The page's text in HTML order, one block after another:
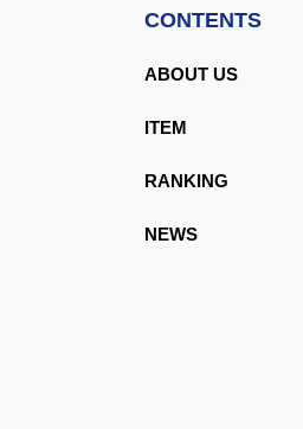
CONTENTS
ABOUT US
ITEM
RANKING
NEWS